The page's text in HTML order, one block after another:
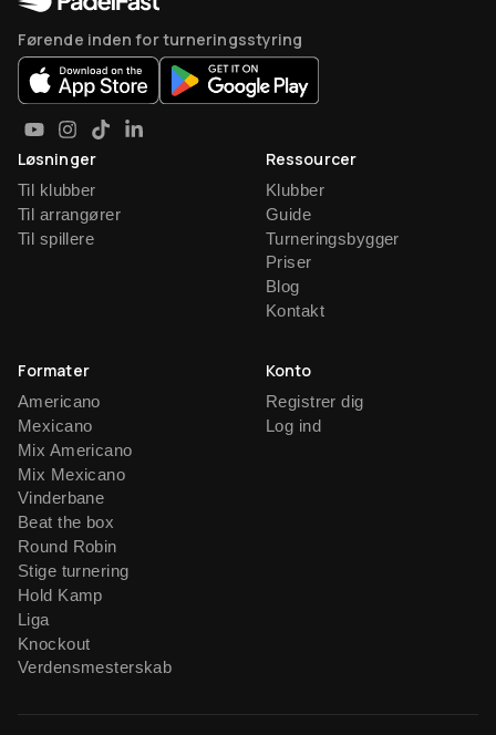
Førende inden for turneringsstyring
Løsninger
Til klubber
Til arrangører
Til spillere
Ressourcer
Klubber
Guide
Turneringsbygger
Priser
Blog
Kontakt
Formater
Americano
Mexicano
Mix Americano
Mix Mexicano
Vinderbane
Beat the box
Round Robin
Stige turnering
Hold Kamp
Liga
Knockout
Verdensmesterskab
Konto
Registrer dig
Log ind